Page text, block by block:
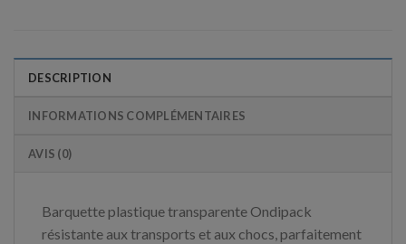
DESCRIPTION
INFORMATIONS COMPLÉMENTAIRES
AVIS (0)
Barquette plastique transparente Ondipack
résistante aux transports et aux chocs, parfaitement